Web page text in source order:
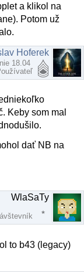
a klikol na
Potom už
Hoferek
18.04
Keby som mal
dať NB na
WlaSaTy
to b43 (legacy)